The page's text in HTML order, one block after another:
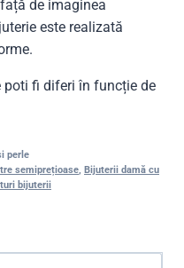
de imaginea
este realizată
poti fi diferi în funcție de
perle
semiprețioase, Bijuterii damă cu
bijuterii